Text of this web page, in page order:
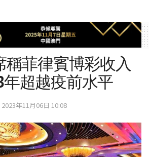
稱菲律賓博彩收入
年超越疫前水平
2023年11月06日 10:08